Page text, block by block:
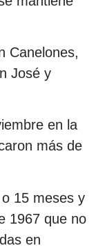
Canelones,
José y
en la
más de
15 meses y
1967 que no
en